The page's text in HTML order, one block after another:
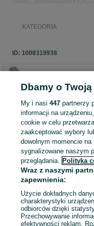
KATEGORIA
ID: 1008319938
Zaloguj się lub załóż
sprzedającym
Zaloguj się / Załóż konto
Dbamy o
My i nasi447 partnerzy
informacji na
cookie w celu
zaakceptować wybory
dowolnym momencie
sygnalizowane naszym
przeglądania. Polityka
Wraz z naszymi
zapewnienia:
Użycie dokładnych
charakterystyki
odbiorców dzięki
Przechowywanie
efektywności reklam.